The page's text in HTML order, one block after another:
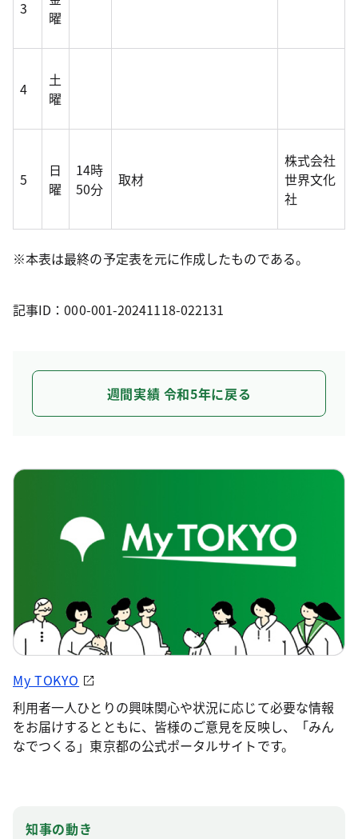
3
曜
4
土
曜
5
日
曜
14時
50分
取材
株式会社
世界文化
社
※本表は最終の予定表を元に作成したものである。
記事ID：000-001-20241118-022131
週間実績 令和5年に戻る
My TOKYO
利用者一人ひとりの興味関心や状況に応じて必要な情報
をお届けするとともに、皆様のご意見を反映し、「みん
なでつくる」東京都の公式ポータルサイトです。
知事の動き